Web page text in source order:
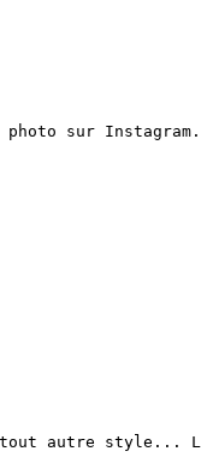
photo sur
tout autre style...